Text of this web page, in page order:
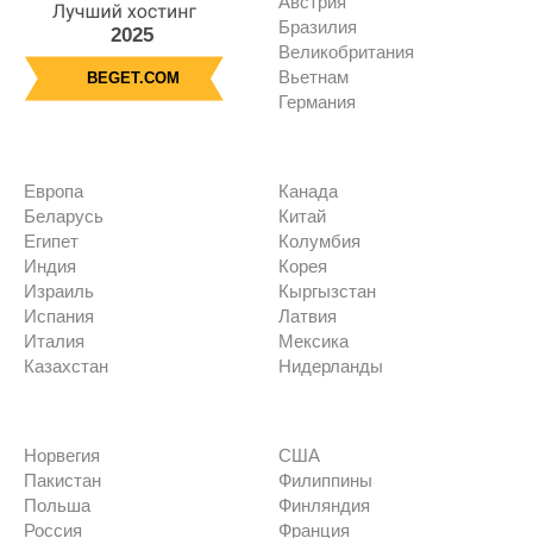
2025
BEGET.COM
Бразилия
Великобритания
Вьетнам
Германия
Европа
Беларусь
Египет
Индия
Израиль
Испания
Италия
Казахстан
Канада
Китай
Колумбия
Корея
Кыргызстан
Латвия
Мексика
Нидерланды
Норвегия
Пакистан
Польша
Россия
США
Филиппины
Финляндия
Франция